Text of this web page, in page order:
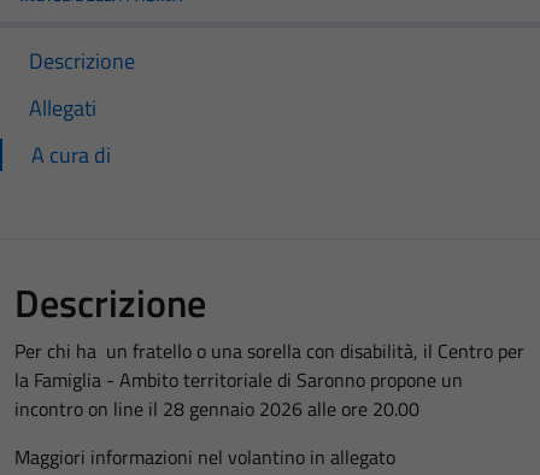
Descrizione
Allegati
A cura di
Descrizione
Per chi ha un fratello o una sorella con disabilità, il Centro per
la Famiglia - Ambito territoriale di Saronno propone un
incontro on line il 28 gennaio 2026 alle ore 20.00
Maggiori informazioni nel volantino in allegato